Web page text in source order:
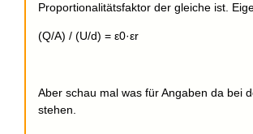
Proportionalitätsfaktor der gleiche ist.
(Q/A) / (U/d) = ε0·εr
Aber schau mal was für Angaben da bei
stehen.